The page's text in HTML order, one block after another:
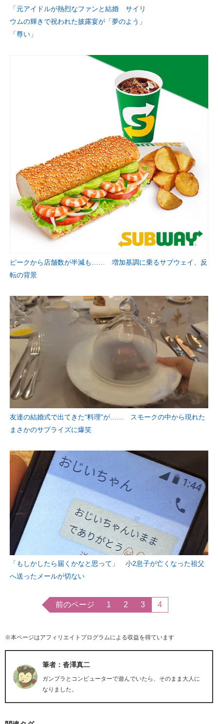
「元アイドルが熱烈なファンと結婚 サイリ
ウムの輝きで祝われた披露宴が「夢のよう」
「尊い」
ピークから店舗数が半減も…… 増加基調に乗るサブウェイ、反
転の背景
友達の結婚式で出てきた“料理”が…… スモークの中から現れた
まさかのサプライズに爆笑
「もしかしたら届くかなと思って」 小2息子が亡くなった祖父
へ送ったメールが切ない
前のページ 1 2 3 4
※本ページはアフィリエイトプログラムによる収益を得ています
筆者：沓澤真二
ガンプラとコンピューターで遊んでいたら、そのまま大人に
なりました。